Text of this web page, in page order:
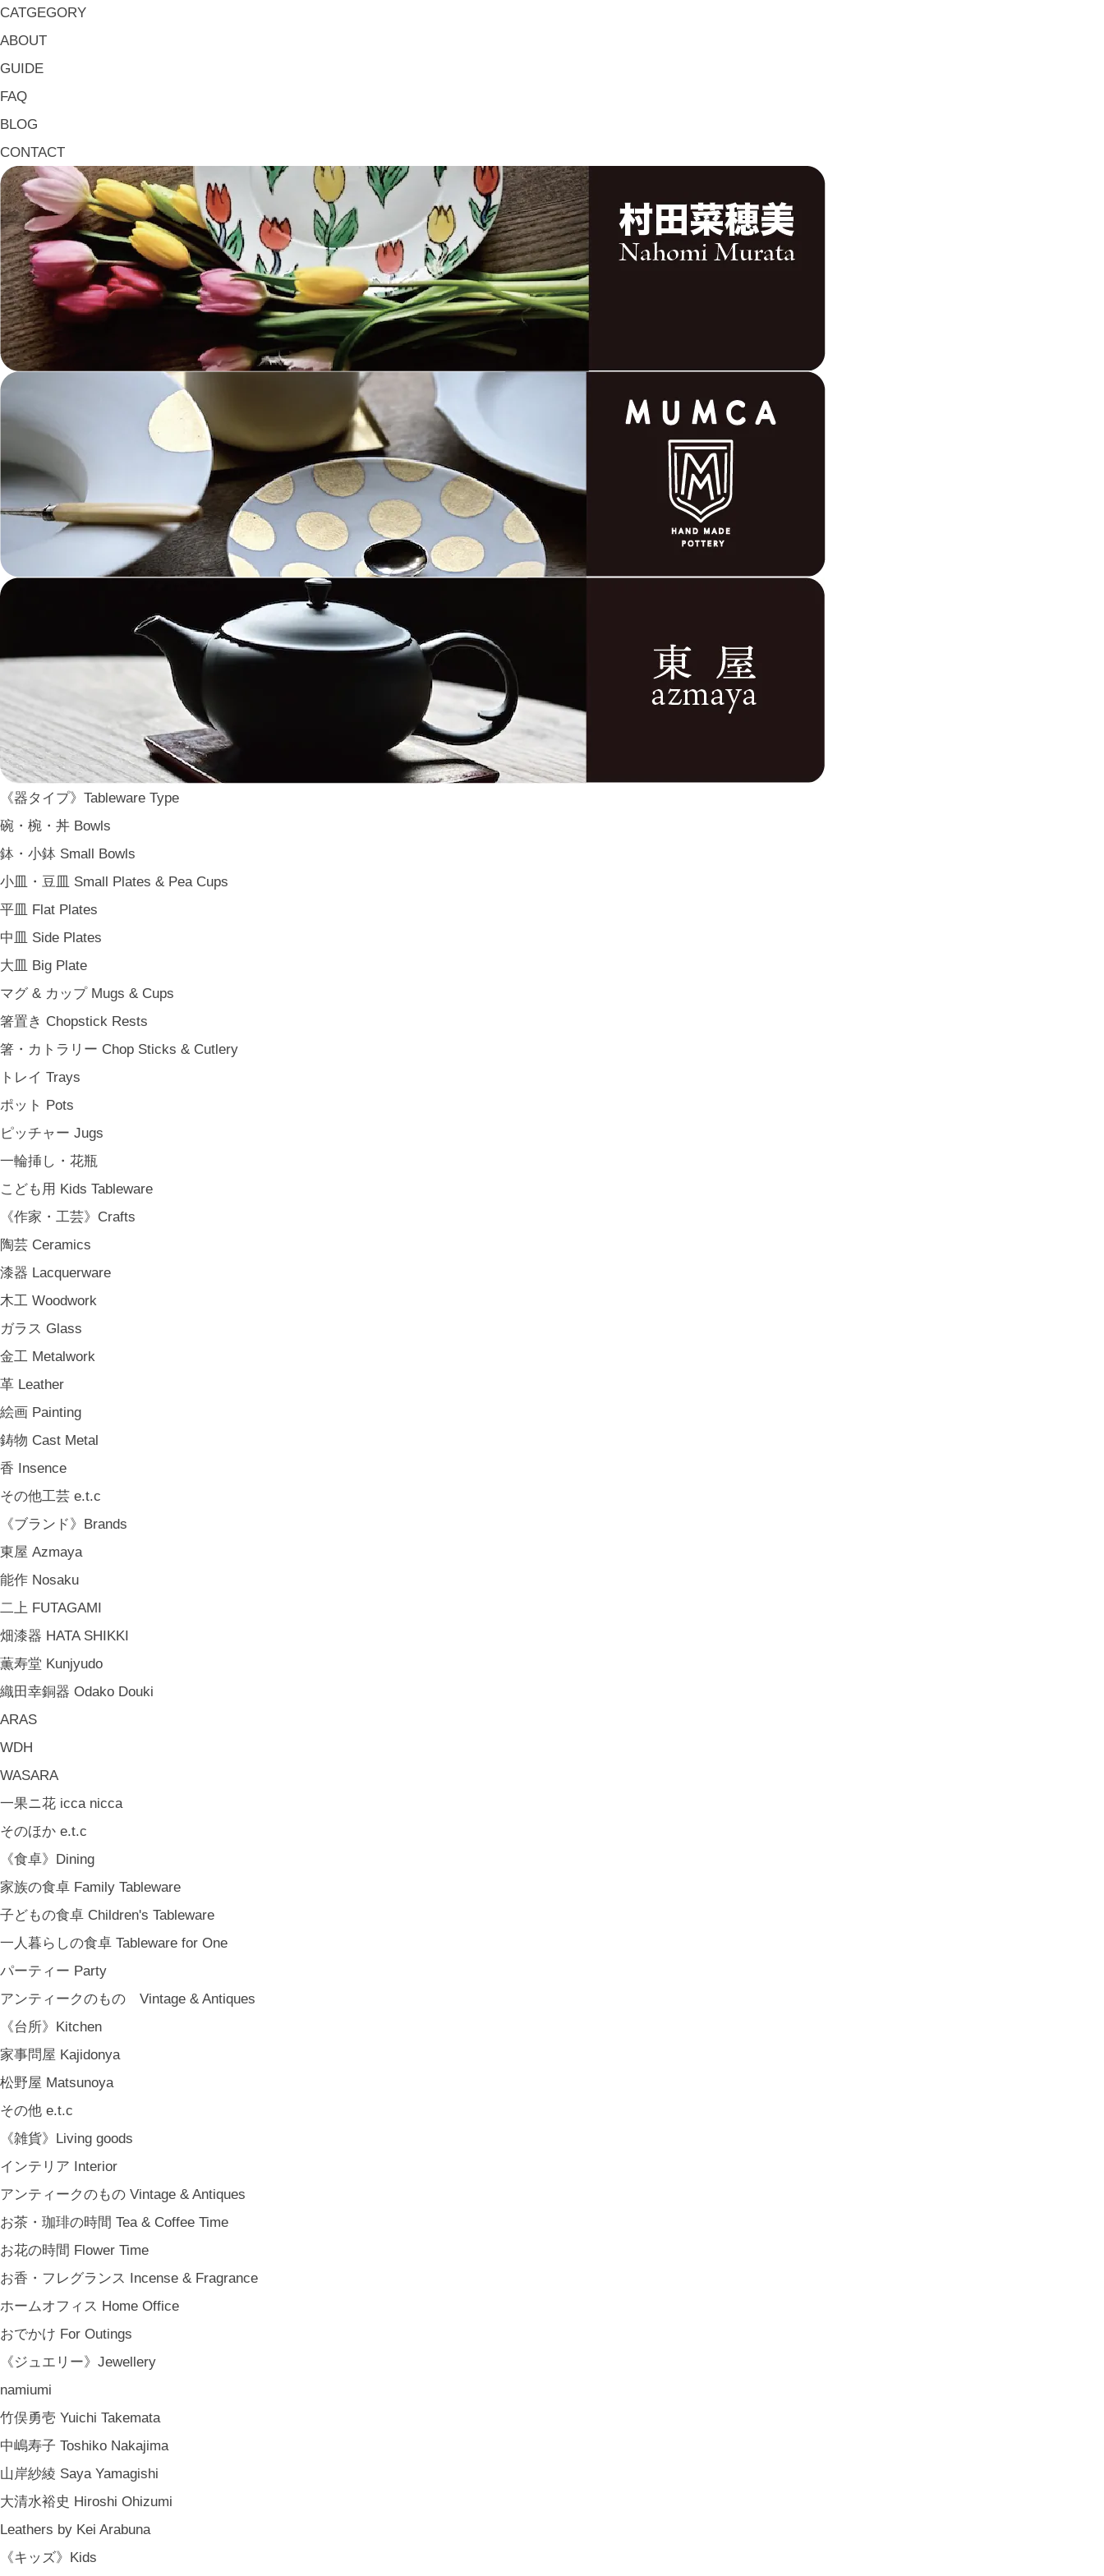
CATGEGORY
ABOUT
GUIDE
FAQ
BLOG
CONTACT
《器タイプ》Tableware Type
碗・椀・丼 Bowls
鉢・小鉢 Small Bowls
小皿・豆皿 Small Plates & Pea Cups
平皿 Flat Plates
中皿 Side Plates
大皿 Big Plate
マグ & カップ Mugs & Cups
箸置き Chopstick Rests
箸・カトラリー Chop Sticks & Cutlery
トレイ Trays
ポット Pots
ピッチャー Jugs
一輪挿し・花瓶
こども用 Kids Tableware
《作家・工芸》Crafts
陶芸 Ceramics
漆器 Lacquerware
木工 Woodwork
ガラス Glass
金工 Metalwork
革 Leather
絵画 Painting
鋳物 Cast Metal
香 Insence
その他工芸 e.t.c
《ブランド》Brands
東屋 Azmaya
能作 Nosaku
二上 FUTAGAMI
畑漆器 HATA SHIKKI
薫寿堂 Kunjyudo
織田幸銅器 Odako Douki
ARAS
WDH
WASARA
一果ニ花 icca nicca
そのほか e.t.c
《食卓》Dining
家族の食卓 Family Tableware
子どもの食卓 Children's Tableware
一人暮らしの食卓 Tableware for One
パーティー Party
アンティークのもの Vintage & Antiques
《台所》Kitchen
家事問屋 Kajidonya
松野屋 Matsunoya
その他 e.t.c
《雑貨》Living goods
インテリア Interior
アンティークのもの Vintage & Antiques
お茶・珈琲の時間 Tea & Coffee Time
お花の時間 Flower Time
お香・フレグランス Incense & Fragrance
ホームオフィス Home Office
おでかけ For Outings
《ジュエリー》Jewellery
namiumi
竹俣勇壱 Yuichi Takemata
中嶋寿子 Toshiko Nakajima
山岸紗綾 Saya Yamagishi
大清水裕史 Hiroshi Ohizumi
Leathers by Kei Arabuna
《キッズ》Kids
大皿 Big Plate
ポット Pots
ピッチャー Jugs
一輪挿し・花瓶
こども用 Kids Tableware
《作家・工芸》Crafts
陶芸 Ceramics
漆器 Lacquerware
ガラス Glass
絵画 Painting
鋳物 Cast Metal
香 Insence
その他工芸 e.t.c
《ブランド》Brands
畑漆器 HATA SHIKKI
織田幸銅器 Odako Douki
ARAS
WDH
WASARA
一果ニ花 icca nicca
そのほか e.t.c
一人暮らしの食卓 Tableware for One
アンティークのもの Vintage & Antiques
その他 e.t.c
《雑貨》Living goods
インテリア Interior
中嶋寿子 Toshiko Nakajima
山岸紗綾 Saya Yamagishi
ぬいぐるみ Soft Toys
穀雨 Bakery Cokuu
MARY JIMENEZ CO. (3月中旬〜)
《オリジナル》Original
《古道具》Vintage & Antiques
《義援金商品》Charity
《ギフト》Gifts
出産祝い Baby Gifts
内祝い Thank You Gifts
新築祝い Housewarming Gifts
結婚祝い Wedding Gifts
結婚式の引出物 Wedding Favors
こどもの日 Children's Day
春 Spring
夏 Summer
秋 Autumn
節句 Seasonal Celebrations